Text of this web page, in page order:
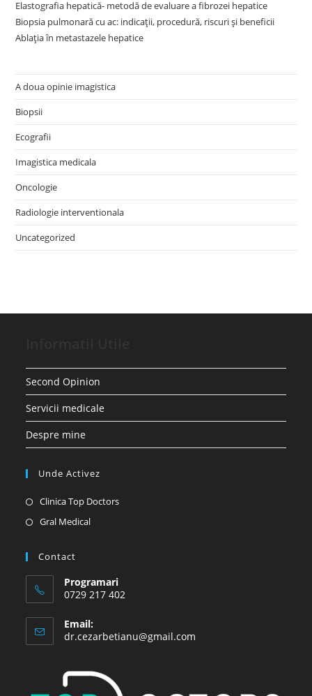
Elastografia hepatică- metodă de evaluare a fibrozei hepatice
Biopsia pulmonară cu ac: indicații, procedură, riscuri și beneficii
Ablația în metastazele hepatice
A doua opinie imagistica
Biopsii
Ecografii
Imagistica medicala
Oncologie
Radiologie interventionala
Uncategorized
Second Opinion
Servicii medicale
Despre mine
Unde Activez
Clinica Top DoctorsOpens
Gral MedicalOpens
tab
Contact
Programari
0729 217 402
Email:
dr.cezarbetianu@gmail.com